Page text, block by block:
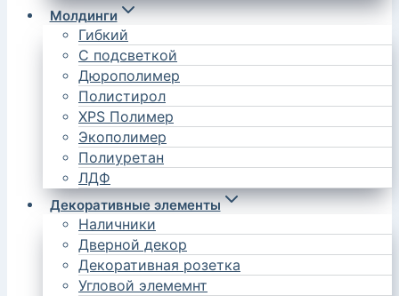
Молдинги
Гибкий
С подсветкой
Дюрополимер
Полистирол
XPS Полимер
Экополимер
Полиуретан
ЛДФ
Декоративные элементы
Наличники
Дверной декор
Декоративная розетка
Угловой элемемнт